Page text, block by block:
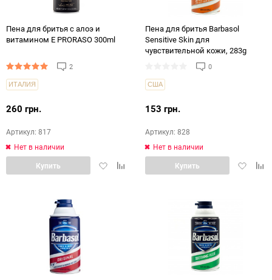
Пена для бритья с алоэ и
витамином Е PRORASO 300ml
2
ИТАЛИЯ
260 грн.
Артикул: 817
Нет в наличии
ДобавитьДобавить
Купить
Пена для бритья Barbasol
Sensitive Skin для
чувствительной кожи, 283g
0
США
153 грн.
Артикул: 828
Нет в наличии
Купить